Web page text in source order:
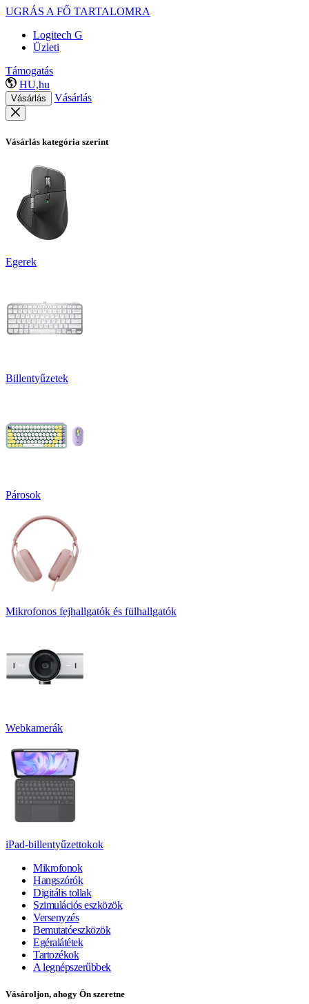
UGRÁS A FŐ TARTALOMRA
Logitech G
Üzleti
Támogatás
HU,hu
Vásárlás Vásárlás
Vásárlás kategória szerint
Egerek
Billentyűzetek
Párosok
Mikrofonos fejhallgatók és fülhallgatók
Webkamerák
iPad-billentyűzettokok
Mikrofonok
Hangszórók
Digitális tollak
Szimulációs eszközök
Versenyzés
Bemutatóeszközök
Egéralátétek
Tartozékok
A legnépszerűbbek
Vásároljon, ahogy Ön szeretne